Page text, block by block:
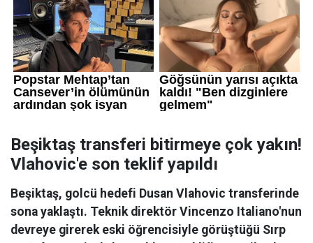
Beşiktaş transferi bitirmeye çok yakın!
Vlahovic'e son teklif yapıldı
Beşiktaş, golcü hedefi Dusan Vlahovic transferinde
sona yaklaştı. Teknik direktör Vincenzo Italiano'nun
devreye girerek eski öğrencisiyle görüştüğü Sırp